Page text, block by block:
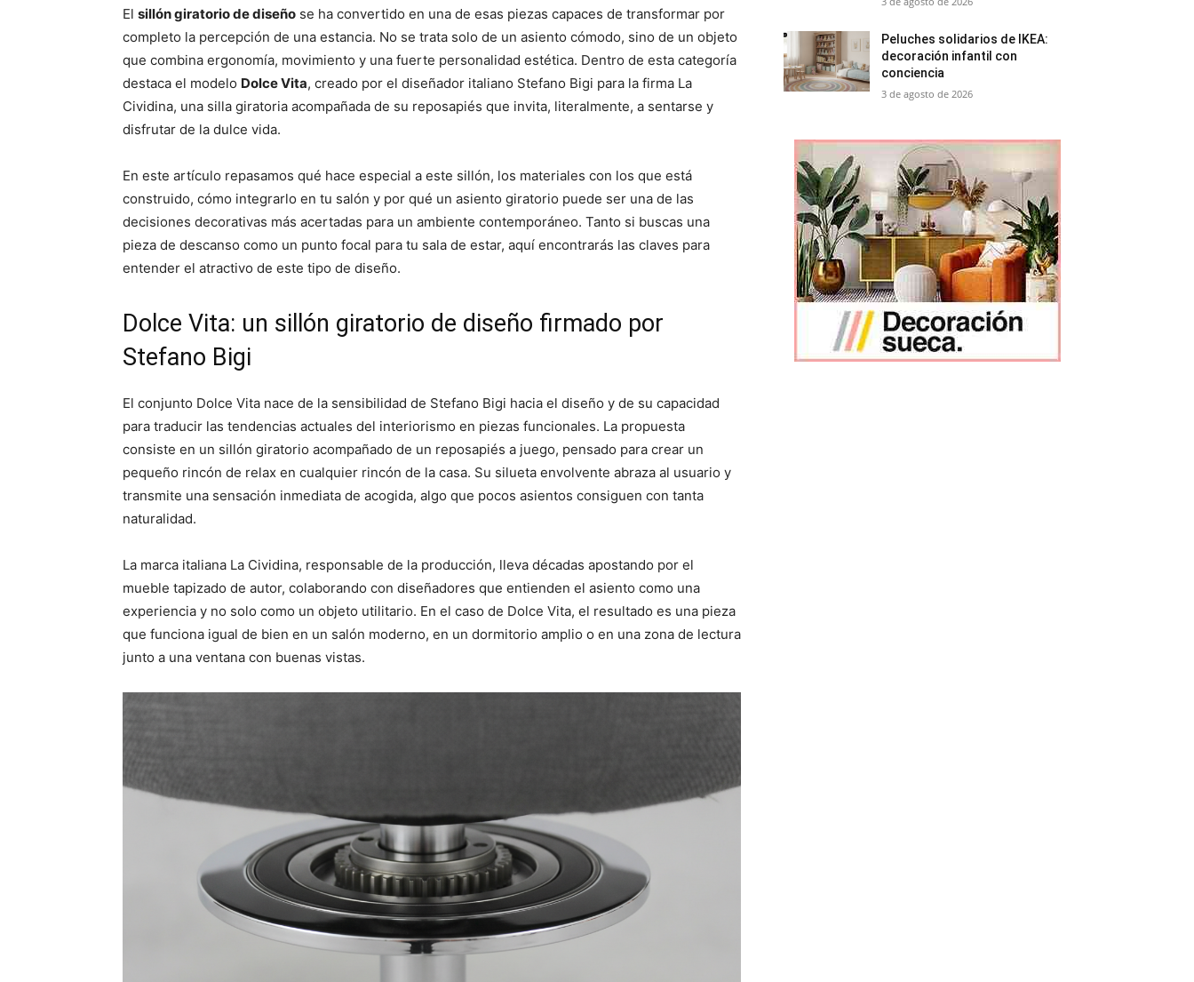
a
r
t
i
e
n
a
r
t
i
e
n
a
r
t
i
e
n
a
r
t
i
e
n
p
a
r
t
i
e
n
El sillón giratorio de diseño se ha convertido en una de esas piezas capaces de transformar por
completo la percepción de una estancia. No se trata solo de un asiento cómodo, sino de un objeto
que combina ergonomía, movimiento y una fuerte personalidad estética. Dentro de esta categoría
destaca el modelo Dolce Vita, creado por el diseñador italiano Stefano Bigi para la firma La
Cividina, una silla giratoria acompañada de su reposapiés que invita, literalmente, a sentarse y
disfrutar de la dulce vida.
En este artículo repasamos qué hace especial a este sillón, los materiales con los que está
construido, cómo integrarlo en tu salón y por qué un asiento giratorio puede ser una de las
decisiones decorativas más acertadas para un ambiente contemporáneo. Tanto si buscas una
pieza de descanso como un punto focal para tu sala de estar, aquí encontrarás las claves para
entender el atractivo de este tipo de diseño.
Dolce Vita: un sillón giratorio de diseño firmado por
Stefano Bigi
El conjunto Dolce Vita nace de la sensibilidad de Stefano Bigi hacia el diseño y de su capacidad
para traducir las tendencias actuales del interiorismo en piezas funcionales. La propuesta
consiste en un sillón giratorio acompañado de un reposapiés a juego, pensado para crear un
pequeño rincón de relax en cualquier rincón de la casa. Su silueta envolvente abraza al usuario y
transmite una sensación inmediata de acogida, algo que pocos asientos consiguen con tanta
naturalidad.
La marca italiana La Cividina, responsable de la producción, lleva décadas apostando por el
mueble tapizado de autor, colaborando con diseñadores que entienden el asiento como una
experiencia y no solo como un objeto utilitario. En el caso de Dolce Vita, el resultado es una pieza
que funciona igual de bien en un salón moderno, en un dormitorio amplio o en una zona de lectura
junto a una ventana con buenas vistas.
Peluches solidarios de IKEA:
decoración infantil con
conciencia
3 de agosto de 2026